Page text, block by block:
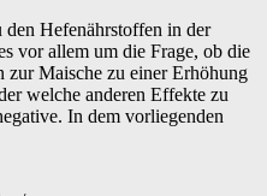
den Hefenährstoffen in der
vor allem um die Frage, ob die
zur Maische zu einer Erhöhung
welche anderen Effekte zu
In dem vorliegenden